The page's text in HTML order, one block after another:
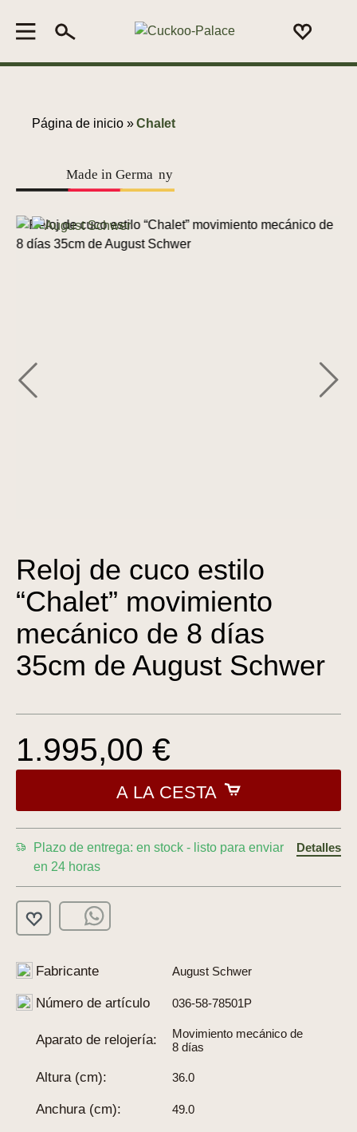
Página de inicio »Chalet
Made in Germa ny
Reloj de cuco estilo
“Chalet” movimiento
mecánico de 8 días
35cm de August Schwer
1.995,00 €
A LA CESTA
Plazo de entrega: en stock - listo para enviar
en 24 horas
Detalles
Fabricante August Schwer
Número de artículo 036-58-78501P
Aparato de relojería:
Movimiento mecánico de
8 días
Altura (cm): 36.0
Anchura (cm): 49.0